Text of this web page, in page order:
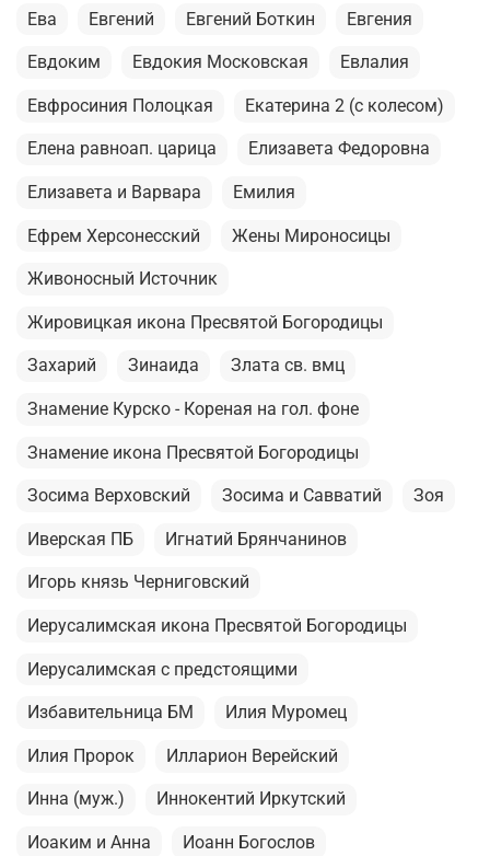
Ева Евгений Евгений Боткин Евгения
Евдоким Евдокия Московская Евлалия
Евфросиния Полоцкая Екатерина 2 (с колесом)
Елена равноап. царица Елизавета Федоровна
Елизавета и Варвара Емилия
Ефрем Херсонесский Жены Мироносицы
Живоносный Источник
Жировицкая икона Пресвятой Богородицы
Захарий Зинаида Злата св. вмц
Знамение Курско - Кореная на гол. фоне
Знамение икона Пресвятой Богородицы
Зосима Верховский Зосима и Савватий Зоя
Иверская ПБ Игнатий Брянчанинов
Игорь князь Черниговский
Иерусалимская икона Пресвятой Богородицы
Иерусалимская с предстоящими
Избавительница БМ Илия Муромец
Илия Пророк Илларион Верейский
Инна (муж.) Иннокентий Иркутский
Иоаким и Анна Иоанн Богослов